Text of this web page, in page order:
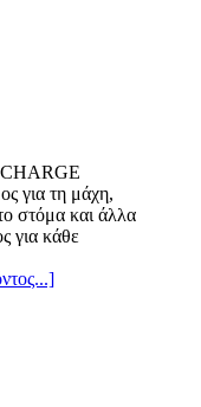
για τη μάχη,
στόμα και άλλα
για κάθε